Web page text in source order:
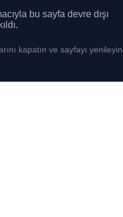
bu sayfa devre dışı
kapatın ve sayfayı